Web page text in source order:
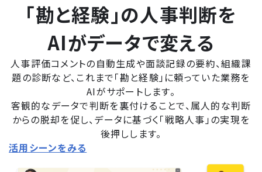
「勘と経験」の人事判断を
AIがデータで変える
人事評価コメントの自動生成や面談記録の要約、組織課
題の診断など、これまで「勘と経験」に頼っていた業務を
AIがサポートします。
客観的なデータで判断を裏付けることで、属人的な判断
からの脱却を促し、データに基づく「戦略人事」の実現を
後押しします。
活用シーンをみる